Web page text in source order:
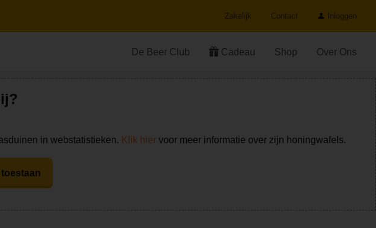
Zakelijk Contact Inloggen
De Beer Club Cadeau Shop Over Ons
in webstatistieken. Klik hier voor meer informatie over zijn honingwafels.